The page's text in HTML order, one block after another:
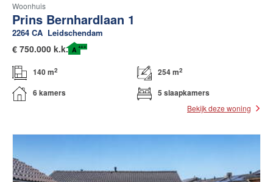
Woonhuis
Prins Bernhardlaan 1
2264 CA Leidschendam
€ 750.000 k.k. A +++
140 m2 254 m2
6 kamers 5 slaapkamers
Bekijk deze woning